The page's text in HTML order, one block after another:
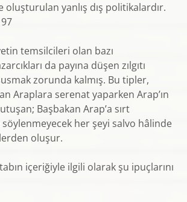
yanlış dış politikalardır.
temsilcileri olan bazı
da payına düşen zılgıtı
zorunda kalmış. Bu tipler,
Araplara serenat yaparken Arap’ın
Başbakan Arap’a sırt
her şeyi salvo hâlinde
oluşur.
içeriğiyle ilgili olarak şu ipuçlarını